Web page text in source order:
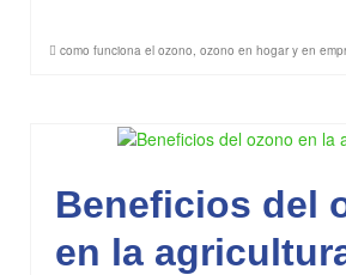
como funciona el ozono ozono en hogar y en
Beneficios del
en la